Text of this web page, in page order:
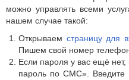
можно управлять всеми
нашем случае такой:
Открываем страницу для
Пишем свой номер
Если пароля у вас ещё нет,
пароль по СМС». Введите